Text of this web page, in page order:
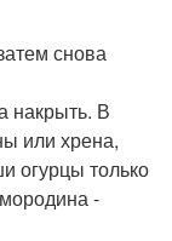
снова
накрыть. В
или хрена,
огурцы только
-